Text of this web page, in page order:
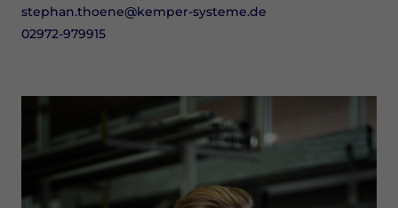
stephan.thoene@kemper-systeme.de
02972-979915